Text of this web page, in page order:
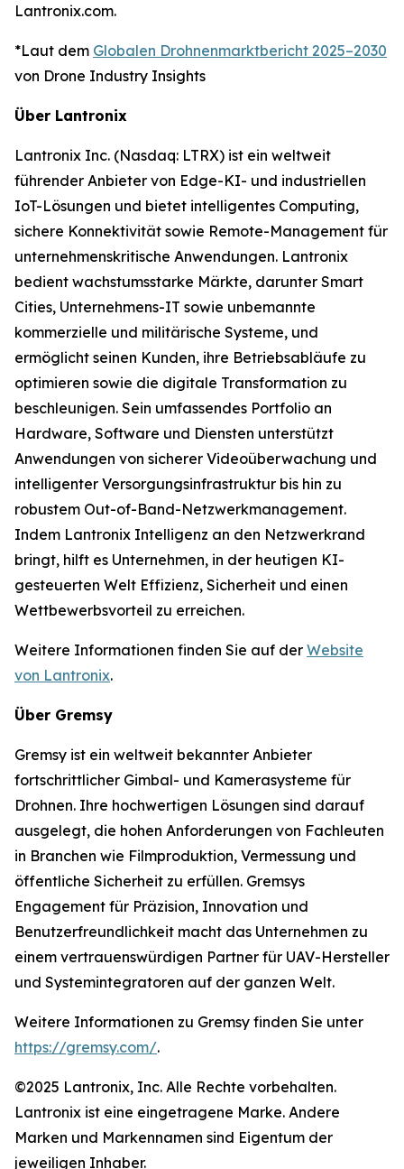
Lantronix.com.
*Laut dem Globalen Drohnenmarktbericht 2025–2030
von Drone Industry Insights
Über Lantronix
Lantronix Inc. (Nasdaq: LTRX) ist ein weltweit
führender Anbieter von Edge-KI- und industriellen
IoT-Lösungen und bietet intelligentes Computing,
sichere Konnektivität sowie Remote-Management für
unternehmenskritische Anwendungen. Lantronix
bedient wachstumsstarke Märkte, darunter Smart
Cities, Unternehmens-IT sowie unbemannte
kommerzielle und militärische Systeme, und
ermöglicht seinen Kunden, ihre Betriebsabläufe zu
optimieren sowie die digitale Transformation zu
beschleunigen. Sein umfassendes Portfolio an
Hardware, Software und Diensten unterstützt
Anwendungen von sicherer Videoüberwachung und
intelligenter Versorgungsinfrastruktur bis hin zu
robustem Out-of-Band-Netzwerkmanagement.
Indem Lantronix Intelligenz an den Netzwerkrand
bringt, hilft es Unternehmen, in der heutigen KI-
gesteuerten Welt Effizienz, Sicherheit und einen
Wettbewerbsvorteil zu erreichen.
Weitere Informationen finden Sie auf der Website
von Lantronix.
Über Gremsy
Gremsy ist ein weltweit bekannter Anbieter
fortschrittlicher Gimbal- und Kamerasysteme für
Drohnen. Ihre hochwertigen Lösungen sind darauf
ausgelegt, die hohen Anforderungen von Fachleuten
in Branchen wie Filmproduktion, Vermessung und
öffentliche Sicherheit zu erfüllen. Gremsys
Engagement für Präzision, Innovation und
Benutzerfreundlichkeit macht das Unternehmen zu
einem vertrauenswürdigen Partner für UAV-Hersteller
und Systemintegratoren auf der ganzen Welt.
Weitere Informationen zu Gremsy finden Sie unter
https://gremsy.com/.
©2025 Lantronix, Inc. Alle Rechte vorbehalten.
Lantronix ist eine eingetragene Marke. Andere
Marken und Markennamen sind Eigentum der
jeweiligen Inhaber.